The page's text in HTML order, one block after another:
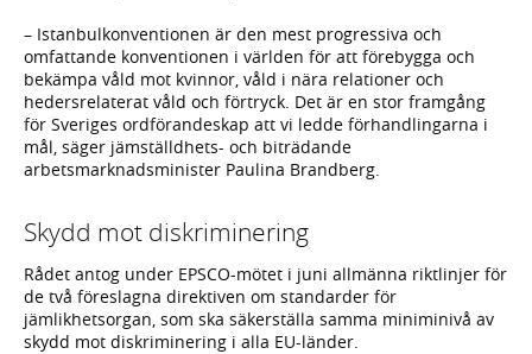
– Istanbulkonventionen är den mest progressiva och
omfattande konventionen i världen för att förebygga och
bekämpa våld mot kvinnor, våld i nära relationer och
hedersrelaterat våld och förtryck. Det är en stor framgång
för Sveriges ordförandeskap att vi ledde förhandlingarna i
mål, säger jämställdhets- och biträdande
arbetsmarknadsminister Paulina Brandberg.
Skydd mot diskriminering
Rådet antog under EPSCO-mötet i juni allmänna riktlinjer för
de två föreslagna direktiven om standarder för
jämlikhetsorgan, som ska säkerställa samma miniminivå av
skydd mot diskriminering i alla EU-länder.